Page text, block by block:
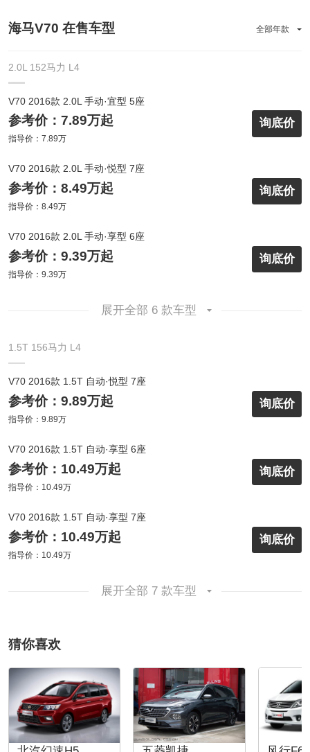
海马V70 在售车型 全部年款
2.0L 152马力 L4
V70 2016款 2.0L 手动·宜型 5座
参考价：7.89万起
指导价：7.89万
询底价
V70 2016款 2.0L 手动·悦型 7座
参考价：8.49万起
指导价：8.49万
询底价
V70 2016款 2.0L 手动·享型 6座
参考价：9.39万起
指导价：9.39万
询底价
展开全部 6 款车型
1.5T 156马力 L4
V70 2016款 1.5T 自动·悦型 7座
参考价：9.89万起
指导价：9.89万
询底价
V70 2016款 1.5T 自动·享型 6座
参考价：10.49万起
指导价：10.49万
询底价
V70 2016款 1.5T 自动·享型 7座
参考价：10.49万起
指导价：10.49万
询底价
展开全部 7 款车型
猜你喜欢